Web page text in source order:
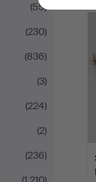
(55)
(230)
(836)
(3)
(224)
(2)
(236)